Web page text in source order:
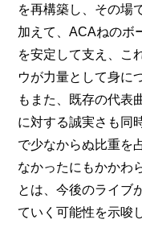
を再構築し、その場
加えて、ACAねのボ
を安定して支え、こ
ウが力量として身に
もまた、既存の代表
に対する誠実さも同
で少なからぬ比重を
なかったにもかかわ
とは、今後のライブ
ていく可能性を示唆